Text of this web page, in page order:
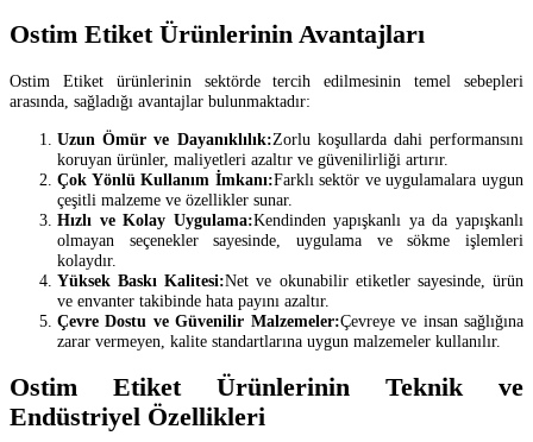
Ostim Etiket Ürünlerinin Avantajları
Ostim Etiket ürünlerinin sektörde tercih edilmesinin temel sebepleri
arasında, sağladığı avantajlar bulunmaktadır:
Uzun Ömür ve Dayanıklılık:Zorlu koşullarda dahi performansını
koruyan ürünler, maliyetleri azaltır ve güvenilirliği artırır.
Çok Yönlü Kullanım İmkanı:Farklı sektör ve uygulamalara uygun
çeşitli malzeme ve özellikler sunar.
Hızlı ve Kolay Uygulama:Kendinden yapışkanlı ya da yapışkanlı
olmayan seçenekler sayesinde, uygulama ve sökme işlemleri
kolaydır.
Yüksek Baskı Kalitesi:Net ve okunabilir etiketler sayesinde, ürün
ve envanter takibinde hata payını azaltır.
Çevre Dostu ve Güvenilir Malzemeler:Çevreye ve insan sağlığına
zarar vermeyen, kalite standartlarına uygun malzemeler kullanılır.
Ostim Etiket Ürünlerinin Teknik ve
Endüstriyel Özellikleri